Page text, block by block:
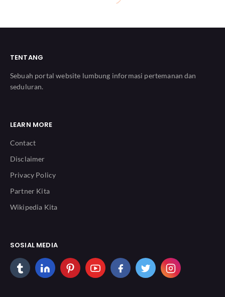
TENTANG
Sebuah portal website lumbung informasi pertemanan dan
seduluran.
LEARN MORE
Contact
Disclaimer
Privacy Policy
Partner Kita
Wikipedia Kita
SOSIAL MEDIA